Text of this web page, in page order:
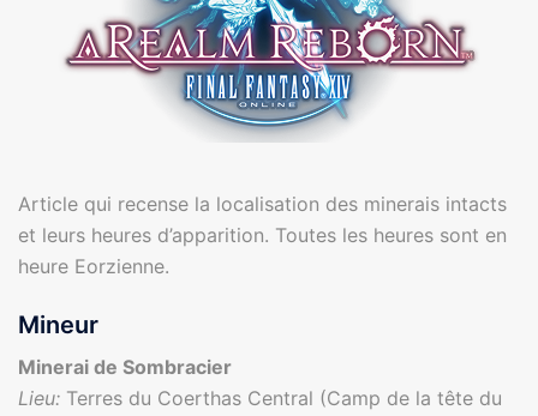
Article qui recense la localisation des minerais intacts
et leurs heures d’apparition. Toutes les heures sont en
heure Eorzienne.
Mineur
Minerai de Sombracier
Lieu: Terres du Coerthas Central (Camp de la tête du